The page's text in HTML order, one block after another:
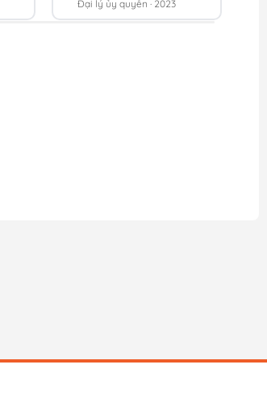
Đại lý ủy quyền · 2023